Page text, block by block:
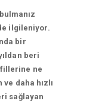
ilgileniyor.
bir
beri
ne
daha hızlı
sağlayan